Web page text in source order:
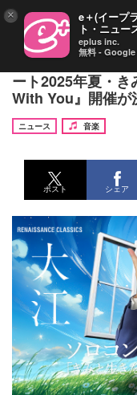
大江千里、合唱団
ート2025年夏・
With You』開催が
ニュース
音楽
ポスト シェア
× e＋(イープ
ト・ニュー
eplus inc.
無料 -